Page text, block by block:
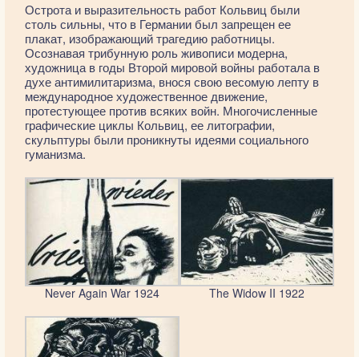
Острота и выразительность работ Кольвиц были
столь сильны, что в Германии был запрещен ее
плакат, изображающий трагедию работницы.
Осознавая трибунную роль живописи модерна,
художница в годы Второй мировой войны работала в
духе антимилитаризма, внося свою весомую лепту в
международное художественное движение,
протестующее против всяких войн. Многочисленные
графические циклы Кольвиц, ее литографии,
скульптуры были проникнуты идеями социального
гуманизма.
Never Again War 1924 The Widow II 1922